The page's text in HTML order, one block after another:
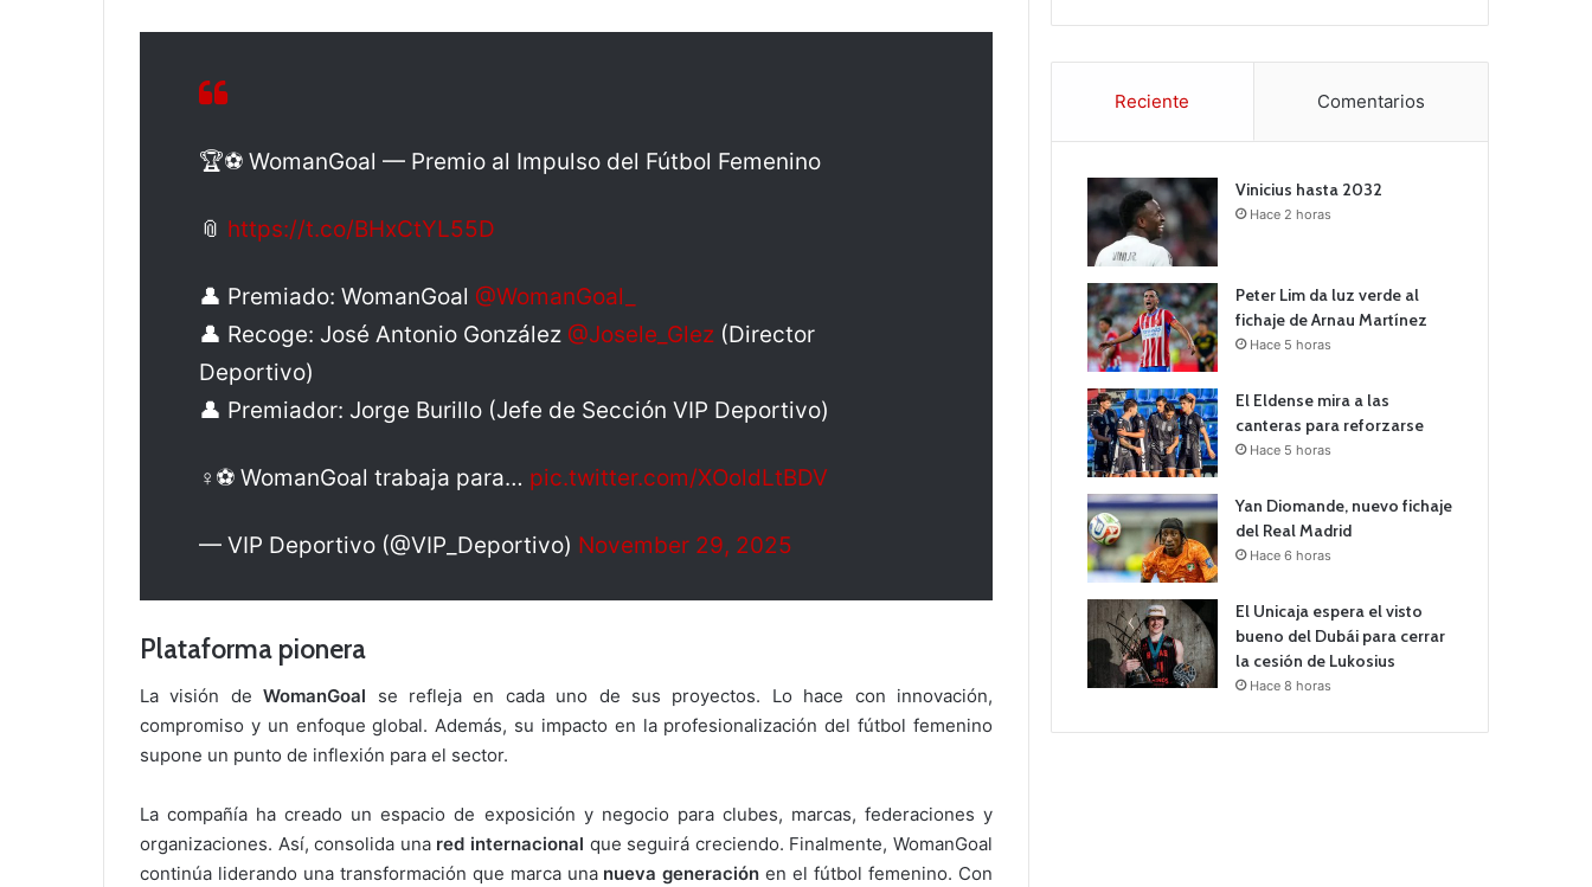
🏆⚽ WomanGoal — Premio al Impulso del Fútbol Femenino
📎 https://t.co/BHxCtYL55D
👤 Premiado: WomanGoal @WomanGoal_
👤 Recoge: José Antonio González @Josele_Glez (Director
Deportivo)
👤 Premiador: Jorge Burillo (Jefe de Sección VIP Deportivo)
♀️⚽ WomanGoal trabaja para… pic.twitter.com/XOoldLtBDV
— VIP Deportivo (@VIP_Deportivo) November 29, 2025
Plataforma pionera
La visión deWomanGoal se refleja en cada uno de sus proyectos. Lo hace con innovación,
compromiso y un enfoque global. Además, su impacto en la profesionalización del fútbol femenino
supone un punto de inflexión para el sector.
La compañía ha creado un espacio de exposición y negocio para clubes, marcas, federaciones y
organizaciones. Así, consolida una red internacional que seguirá creciendo. Finalmente, WomanGoal
continúa liderando una transformación que marca una nueva generación en el fútbol femenino. Con
Reciente Comentarios
Vinicius hasta 2032
Hace 2 horas
Peter Lim da luz verde al
fichaje de Arnau Martínez
Hace 5 horas
El Eldense mira a las
canteras para reforzarse
Hace 5 horas
Yan Diomande, nuevo fichaje
del Real Madrid
Hace 6 horas
El Unicaja espera el visto
bueno del Dubái para cerrar
la cesión de Lukosius
Hace 8 horas